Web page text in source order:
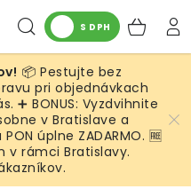
Hľadať
S DPH
📦 Pestujte bez
pri objednávkach
➕ BONUS: Vyzdvihnite
v Bratislave a
úplne ZADARMO. 🆓
v rámci Bratislavy.